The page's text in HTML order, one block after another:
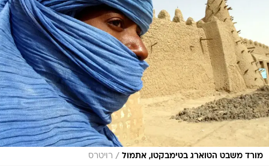
מורד משבט הטוארג בטימבקטו, אתמול / רויטרס